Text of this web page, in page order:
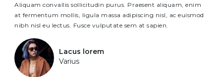
Aliquam convallis sollicitudin purus. Praesent aliquam, enim
at fermentum mollis, ligula massa adipiscing nisl, ac euismod
nibh nisl eu lectus. Fusce vulputate sem at sapien.
Lacus lorem
Varius